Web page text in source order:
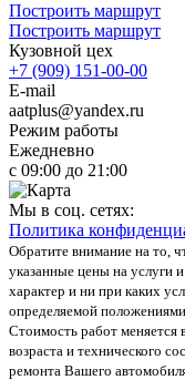
Построить маршрут
Построить маршрут
Кузовной цех
+7 (909) 151-00-00
E-mail
aatplus@yandex.ru
Режим работы
Ежедневно
с 09:00 до 21:00
Мы в соц. сетях:
Политика
Обратите внимание на то,
указанные цены на услуги
характер и ни при каких
определяемой
Стоимость работ меняется
возраста и технического
ремонта Вашего